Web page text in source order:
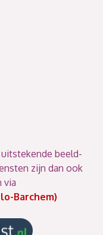
beeld-
zijn dan ook
via
Barchem)